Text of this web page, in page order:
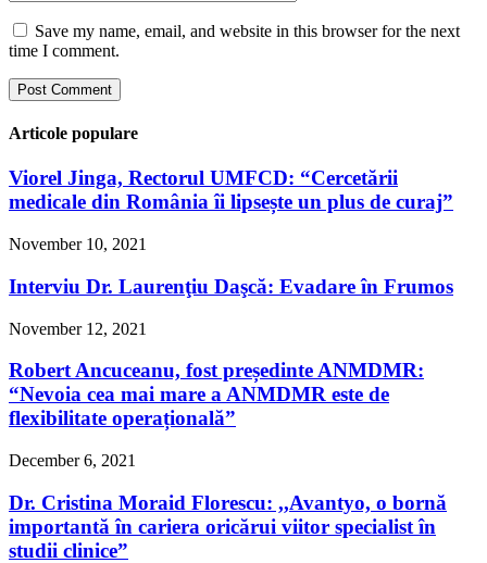
Save my name, email, and website in this browser for the next
time I comment.
Articole populare
Viorel Jinga, Rectorul UMFCD: “Cercetării
medicale din România îi lipsește un plus de curaj”
November 10, 2021
Interviu Dr. Laurenţiu Daşcă: Evadare în Frumos
November 12, 2021
Robert Ancuceanu, fost președinte ANMDMR:
“Nevoia cea mai mare a ANMDMR este de
flexibilitate operațională”
December 6, 2021
Dr. Cristina Moraid Florescu: ,,Avantyo, o bornă
importantă în cariera oricărui viitor specialist în
studii clinice”